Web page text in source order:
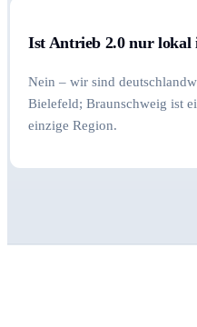
Ist Antrieb 2.0 nur lokal
Nein – wir sind
Bielefeld; Braunschweig ist
einzige Region.